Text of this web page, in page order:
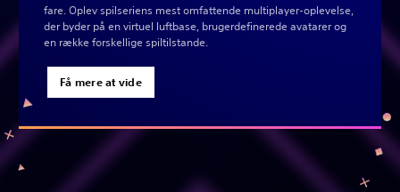
fare. Oplev spilseriens mest omfattende multiplayer-oplevelse,
der byder på en virtuel luftbase, brugerdefinerede avatarer og
en række forskellige spiltilstande.
Få mere at vide